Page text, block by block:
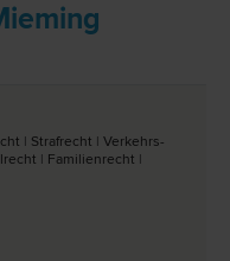
| Straf­recht | Verkehrs­
| Familien­recht |